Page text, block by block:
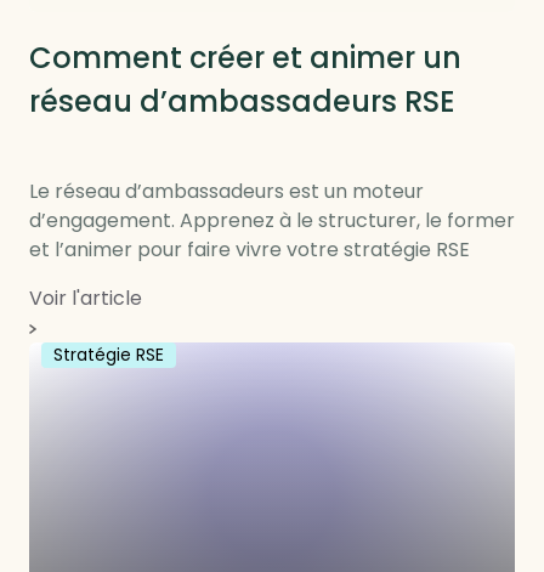
Comment créer et animer un
réseau d’ambassadeurs RSE
Le réseau d’ambassadeurs est un moteur
d’engagement. Apprenez à le structurer, le former
et l’animer pour faire vivre votre stratégie RSE
Voir l'article
Stratégie RSE